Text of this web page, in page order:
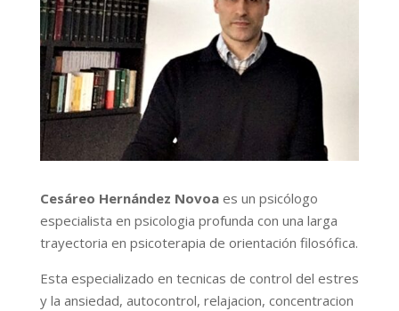
Cesáreo Hernández Novoaes un psicólogo
especialista en psicologia profunda con una larga
trayectoria en psicoterapia de orientación filosófica.
Esta especializado en tecnicas de control del estres
y la ansiedad, autocontrol, relajacion, concentracion